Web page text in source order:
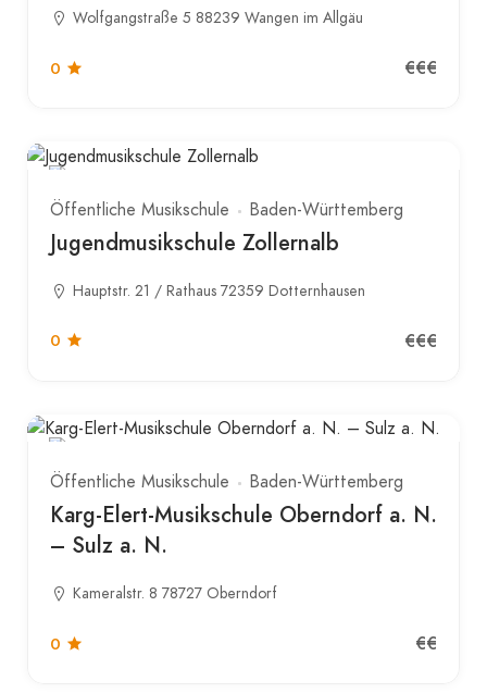
Wolfgangstraße 5 88239 Wangen im Allgäu
0 €€€
Öffentliche Musikschule Baden-Württemberg
Jugendmusikschule Zollernalb
Hauptstr. 21 / Rathaus 72359 Dotternhausen
0 €€€
Öffentliche Musikschule Baden-Württemberg
Karg-Elert-Musikschule Oberndorf a. N.
– Sulz a. N.
Kameralstr. 8 78727 Oberndorf
0 €€